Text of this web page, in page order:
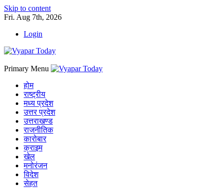
Skip to content
Fri. Aug 7th, 2026
Login
Primary Menu
होम
राष्ट्रीय
मध्य प्रदेश
उत्तर प्रदेश
उत्तराखण्ड
राजनीतिक
कारोबार
क्राइम
खेल
मनोरंजन
विदेश
सेहत